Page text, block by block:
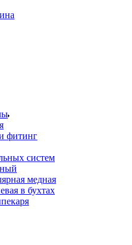
фитинг
систем
медная
в бухтах